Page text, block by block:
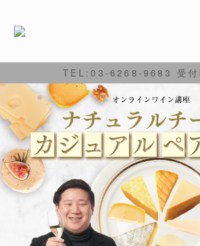
TEL:03-6268-9683 受